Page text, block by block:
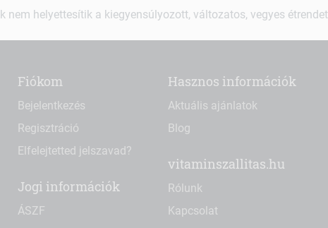
nem helyettesítik a kiegyensúlyozott, változatos, vegyes
Fiókom
Bejelentkezés
Regisztráció
Elfelejtetted jelszavad?
Jogi információk
ÁSZF
Hasznos információk
Aktuális ajánlatok
Blog
vitaminszallitas.hu
Rólunk
Kapcsolat